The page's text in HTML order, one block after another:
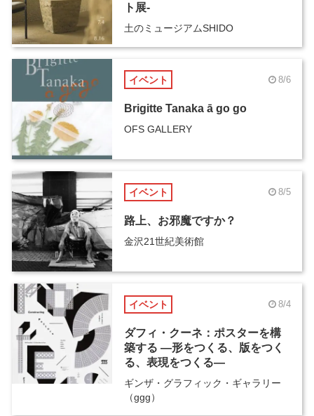
ト展-
土のミュージアムSHIDO
イベント 8/6
Brigitte Tanaka ā go go
OFS GALLERY
イベント 8/5
路上、お邪魔ですか？
金沢21世紀美術館
イベント 8/4
ダフィ・クーネ：ポスターを構
築する ―形をつくる、版をつく
る、表現をつくる―
ギンザ・グラフィック・ギャラリー
（ggg）